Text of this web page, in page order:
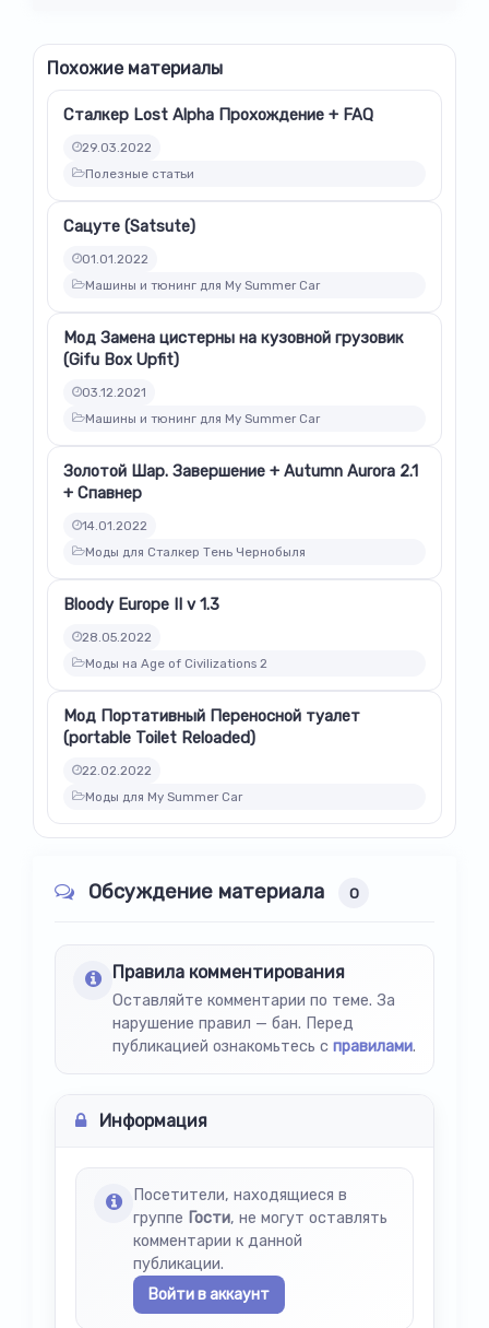
Похожие материалы
Сталкер Lost Alpha Прохождение + FAQ
29.03.2022
Полезные статьи
Сацуте (Satsute)
01.01.2022
Машины и тюнинг для My Summer Car
Мод Замена цистерны на кузовной грузовик
(Gifu Box Upfit)
03.12.2021
Машины и тюнинг для My Summer Car
Золотой Шар. Завершение + Autumn Aurora 2.1
+ Спавнер
14.01.2022
Моды для Сталкер Тень Чернобыля
Bloody Europe II v 1.3
28.05.2022
Моды на Age of Civilizations 2
Мод Портативный Переносной туалет
(portable Toilet Reloaded)
22.02.2022
Моды для My Summer Car
Обсуждение материала 0
Правила комментирования
Оставляйте комментарии по теме. За
нарушение правил — бан. Перед
публикацией ознакомьтесь с правилами.
Информация
Посетители, находящиеся в
группе Гости, не могут оставлять
комментарии к данной
публикации.
Войти в аккаунт